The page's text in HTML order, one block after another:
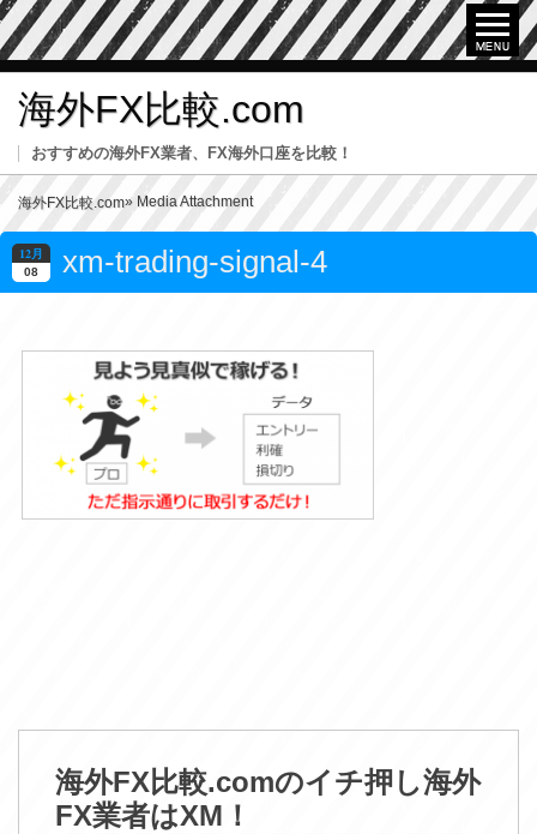
海外FX比較.com
おすすめの海外FX業者、FX海外口座を比較！
海外FX比較.com» Media Attachment
12月
08 xm-trading-signal-4
海外FX比較.comのイチ押し海外
FX業者はXM！